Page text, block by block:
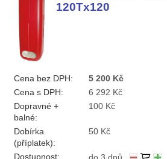
120Tx120
Cena bez DPH:
5 200 Kč
Cena s DPH:
6 292 Kč
Dopravné +
balné:
100 Kč
Dobírka
(příplatek):
50 Kč
Dostupnost: